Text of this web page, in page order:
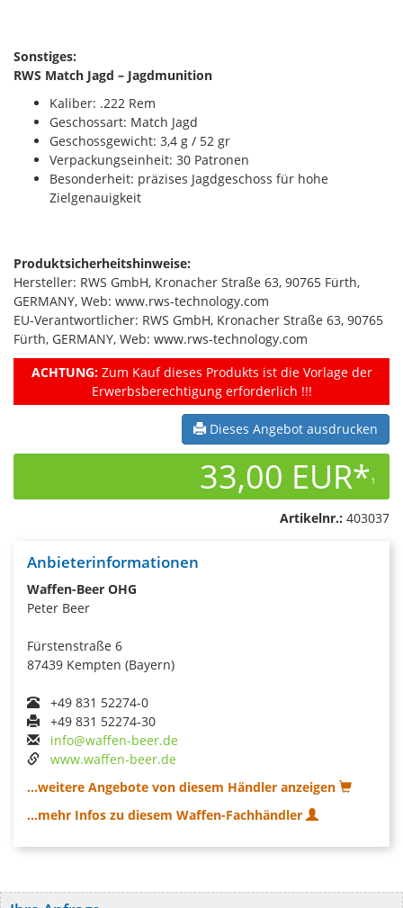
Sonstiges:
RWS Match Jagd – Jagdmunition
Kaliber: .222 Rem
Geschossart: Match Jagd
Geschossgewicht: 3,4 g / 52 gr
Verpackungseinheit: 30 Patronen
Besonderheit: präzises Jagdgeschoss für hohe
Zielgenauigkeit
Produktsicherheitshinweise:
Hersteller: RWS GmbH, Kronacher Straße 63, 90765 Fürth,
GERMANY, Web: www.rws-technology.com
EU-Verantwortlicher: RWS GmbH, Kronacher Straße 63, 90765
Fürth, GERMANY, Web: www.rws-technology.com
ACHTUNG:Zum Kauf dieses Produkts ist die Vorlage der
Erwerbsberechtigung erforderlich !!!
Dieses Angebot ausdrucken
33,00 EUR*1
Artikelnr.: 403037
Anbieterinformationen
Waffen-Beer OHG
Peter Beer
Fürstenstraße 6
87439 Kempten (Bayern)
+49 831 52274-0
+49 831 52274-30
info@waffen-beer.de
www.waffen-beer.de
...weitere Angebote von diesem Händler anzeigen
...mehr Infos zu diesem Waffen-Fachhändler